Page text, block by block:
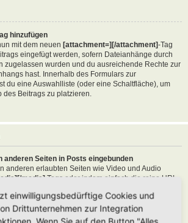
hinzufügen
mit dem neuen [attachment=][/attachment]-Tag
eingefügt werden, sofern Dateianhänge durch
zugelassen wurden und du ausreichende Rechte zur
hast. Innerhalb des Formulars zur
du eine Auswahlliste (oder eine Schaltfläche), um
Beitrags zu platzieren.
anderen Seiten in Posts eingebunden
anderen erlaubten Seiten wie Video und Audio
media] Tags oder indem einfach die reine URL
Text kopiert wird. Als Beispiel:
[/media]
einwilligungsbedürftige Cookies und
Drittunternehmen zur Integration